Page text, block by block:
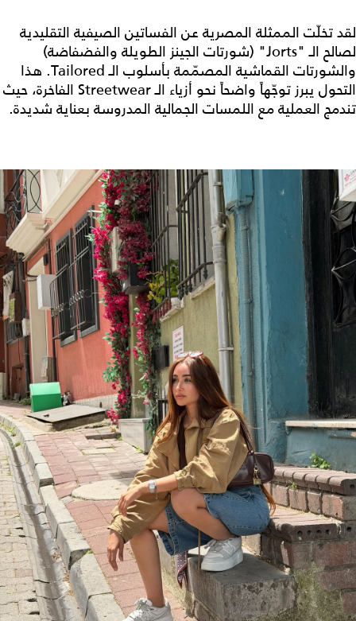
لقد تخلّت الممثلة المصرية عن الفساتين الصيفية التقليدية
لصالح الـ "Jorts" (شورتات الجينز الطويلة والفضفاضة)
والشورتات القماشية المصمّمة بأسلوب الـ Tailored. هذا
التحول يبرز توجّهاً واضحاً نحو أزياء الـ Streetwear الفاخرة، حيث
تندمج العملية مع اللمسات الجمالية المدروسة بعناية شديدة.